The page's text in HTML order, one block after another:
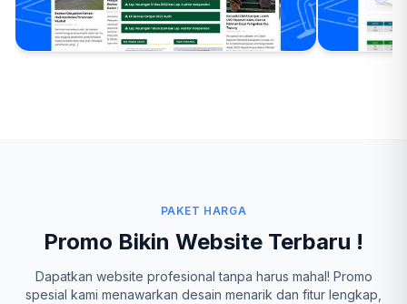
PAKET HARGA
Promo Bikin Website Terbaru !
Dapatkan website profesional tanpa harus mahal! Promo
spesial kami menawarkan desain menarik dan fitur lengkap,